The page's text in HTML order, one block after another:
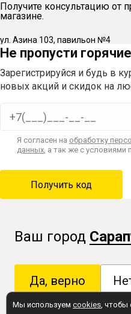
Мы используем cookies, чтобы
Получите консультацию
магазине.
ул. Азина 103, павильон №4
Не пропусти
Зарегистрируйся и будь в
новых акций и скидок на
Я согласен на обработку
данных, а так же с условиями
Ваш город
Да, верно